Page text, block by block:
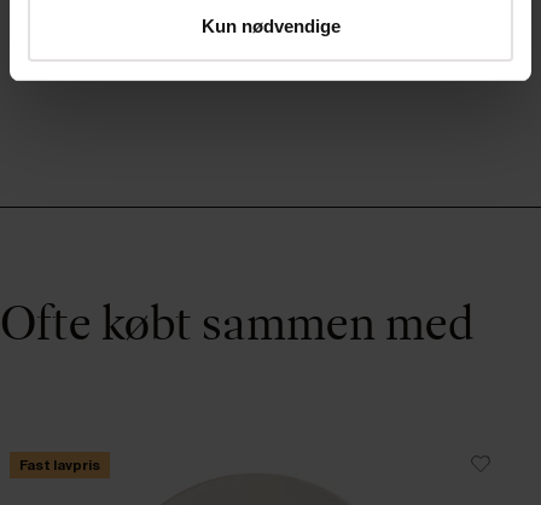
Kun nødvendige
Ofte købt sammen med
Fast lavpris